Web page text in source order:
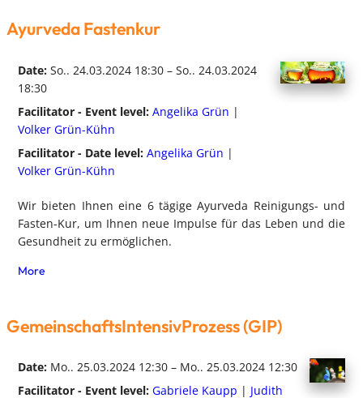
Ayurveda Fastenkur
Date:So.. 24.03.2024 18:30 – So.. 24.03.2024
18:30
Facilitator - Event level:Angelika Grün |
Volker Grün-Kühn
Facilitator - Date level:Angelika Grün |
Volker Grün-Kühn
Wir bieten Ihnen eine 6 tägige Ayurveda Reinigungs- und
Fasten-Kur, um Ihnen neue Impulse für das Leben und die
Gesundheit zu ermöglichen.
More
GemeinschaftsIntensivProzess (GIP)
Date: Mo.. 25.03.2024 12:30 – Mo.. 25.03.2024 12:30
Facilitator - Event level:Gabriele Kaupp | Judith